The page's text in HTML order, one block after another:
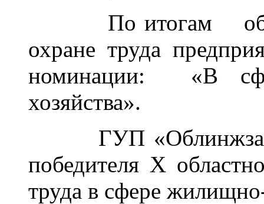
По итогам
охране труда
номинации: «В
хозяйства».
ГУП
победителя Х
труда в сфере